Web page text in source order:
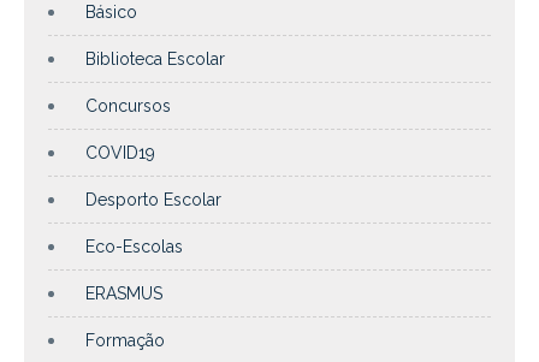
Básico
Biblioteca Escolar
Concursos
COVID19
Desporto Escolar
Eco-Escolas
ERASMUS
Formação